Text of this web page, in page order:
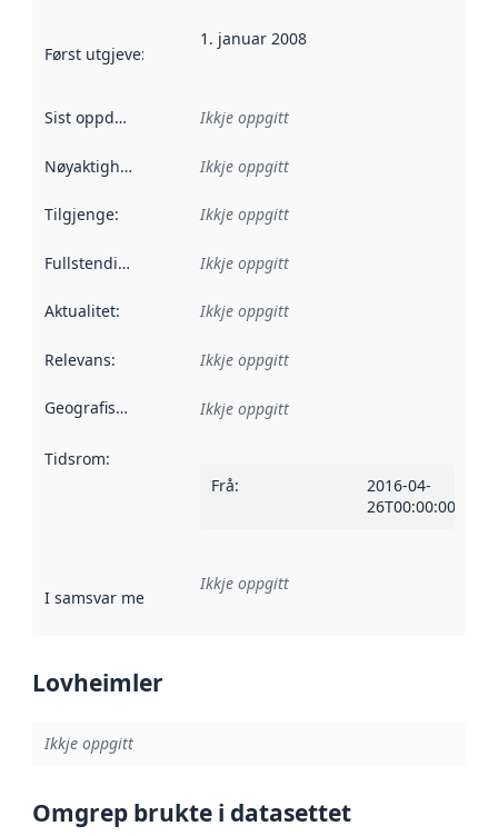
Først utgjeve: Denne datoen seier når dataa i dette
1. januar 2008
Sist oppdatert Ikkje oppgitt
Nøyaktigheit Ikkje oppgitt
Tilgjenge: Ikkje oppgitt
Fullstendigheit Ikkje oppgitt
Aktualitet: Ikkje oppgitt
Relevans: Ikkje oppgitt
Geografisk område Ikkje oppgitt
Tidsrom:
Frå:
2016-04-
26T00:00:00Z
I samsvar med Referanse til ei implementeringsregel eller
Ikkje oppgitt
Lovheimler
Ikkje oppgitt
Omgrep brukte i datasettet